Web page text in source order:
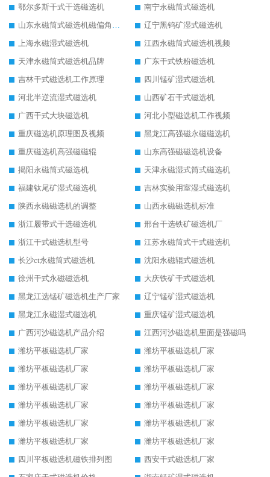
鄂尔多斯干式干选磁选机
南宁永磁筒式磁选机
山东永磁筒式磁选机磁偏角怎么调整
辽宁黑钨矿湿式磁选机
上海永磁湿式磁选机
江西永磁筒式磁选机视频
天津永磁筒式磁选机品牌
广东干式铁粉磁选机
吉林干式磁选机工作原理
四川锰矿湿式磁选机
河北半逆流湿式磁选机
山西矿石干式磁选机
广西干式大块磁选机
河北小型磁选机工作视频
重庆磁选机原理图及视频
黑龙江高强磁永磁磁选机
重庆磁选机高强磁磁辊
山东高强磁磁选机设备
揭阳永磁筒式磁选机
天津永磁湿式筒式磁选机
福建钛尾矿湿式磁选机
吉林实验用室湿式磁选机
陕西永磁磁选机的调整
山西永磁磁选机标准
浙江履带式干选磁选机
邢台干选铁矿磁选机厂
浙江干式磁选机型号
江苏永磁筒式干式磁选机
长沙ct永磁筒式磁选机
沈阳永磁辊式磁选机
徐州干式永磁磁选机
大庆铁矿干式磁选机
黑龙江选锰矿磁选机生产厂家
辽宁锰矿湿式磁选机
黑龙江永磁湿式磁选机
重庆锰矿湿式磁选机
广西河沙磁选机产品介绍
江西河沙磁选机里面是强磁吗
潍坊平板磁选机厂家
潍坊平板磁选机厂家
潍坊平板磁选机厂家
潍坊平板磁选机厂家
潍坊平板磁选机厂家
潍坊平板磁选机厂家
潍坊平板磁选机厂家
潍坊平板磁选机厂家
潍坊平板磁选机厂家
潍坊平板磁选机厂家
潍坊平板磁选机厂家
潍坊平板磁选机厂家
四川平板磁选机磁铁排列图
西安干式磁选机厂家